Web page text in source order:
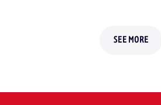
SEE MORE